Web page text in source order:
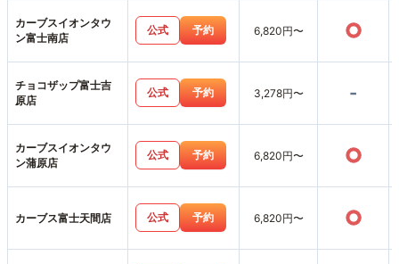
カーブスイオンタウ
ン富士南店
公式 予約 6,820円〜 ○
チョコザップ富士吉
原店
公式 予約 3,278円〜 -
カーブスイオンタウ
ン蒲原店
公式 予約 6,820円〜 ○
カーブス富士天間店 公式 予約 6,820円〜 ○